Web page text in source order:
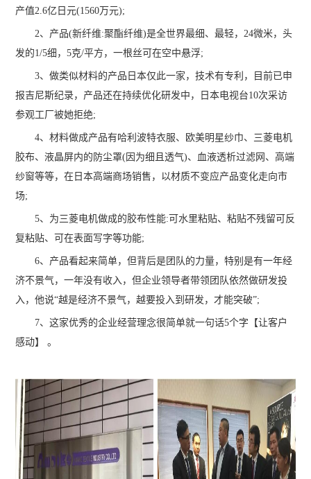
产值2.6亿日元(1560万元);
2、产品(新纤维:聚酯纤维)是全世界最细、最轻，24微米，头
发的1/5细，5克/平方，一根丝可在空中悬浮;
3、做类似材料的产品日本仅此一家，技术有专利，目前已申
报吉尼斯纪录，产品还在持续优化研发中，日本电视台10次采访
参观工厂被她拒绝;
4、材料做成产品有哈利波特衣服、欧美明星纱巾、三菱电机
胶布、液晶屏内的防尘罩(因为细且透气)、血液透析过滤网、高端
纱窗等等，在日本高端商场销售，以材质不变应产品变化走向市
场;
5、为三菱电机做成的胶布性能:可水里粘贴、粘贴不残留可反
复粘贴、可在表面写字等功能;
6、产品看起来简单，但背后是团队的力量，特别是有一年经
济不景气，一年没有收入，但企业领导者带领团队依然做研发投
入，他说“越是经济不景气，越要投入到研发，才能突破”;
7、这家优秀的企业经营理念很简单就一句话5个字【让客户
感动】 。